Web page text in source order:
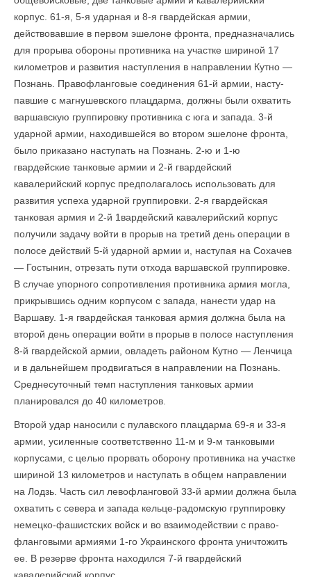
корпус. 61-я, 5-я ударная и 8-я гвардейская армии,
действовавшие в первом эшелоне фронта, предназначались
для прорыва обороны противника на участке шириной 17
километров и развития наступления в направлении Кутно —
Познань. Правофланговые соединения 61-й армии, насту­
павшие с магнушевского плацдарма, должны были охватить
варшавскую группи­ровку противника с юга и запада. 3-й
ударной армии, находившейся во втором эшелоне фронта,
было приказано наступать на Познань. 2-ю и 1-ю
гвардейские танковые армии и 2-й гвардейский
кавалерийский корпус предполагалось использовать для
развития успеха ударной группировки. 2-я гвардейская
танковая армия и 2-й 1вардейский кавалерийский корпус
получили задачу войти в прорыв на третий день операции в
полосе действий 5-й ударной армии и, наступая на Сохачев
— Гостынин, отрезать пути отхода варшавской группировке.
В случае упорного сопротивления противника армия могла,
прикрывшись одним корпусом с запада, нанести удар на
Варшаву. 1-я гвардейская танковая армия должна была на
второй день операции войти в прорыв в полосе наступления
8-й гвардейской армии, овладеть районом Кутно — Ленчица
и в дальнейшем продвигаться в направлении на Познань.
Средне­суточный темп наступления танковых армии
планировался до 40 километров.
Второй удар наносили с пулавского плацдарма 69-я и 33-я
армии, усиленные соответственно 11-м и 9-м танковыми
корпусами, с целью прорвать оборону противника на участке
шириной 13 километров и наступать в общем направлении
на Лодзь. Часть сил левофланговой 33-й армии должна была
охватить с севера и запада кельце-радомскую группировку
немецко-фашистских войск и во взаимодействии с право­
фланговыми армиями 1-го Украинского фронта уничтожить
ее. В резерве фронта находился 7-й гвардейский